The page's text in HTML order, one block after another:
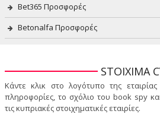
Bet365 Προσφορές
Betonalfa Προσφορές
STOIXIMA
Κάντε κλικ στο λογότυπο της
πληροφορίες, το σχόλιο του book spy
τις κυπριακές στοιχηματικές εταιρίες.